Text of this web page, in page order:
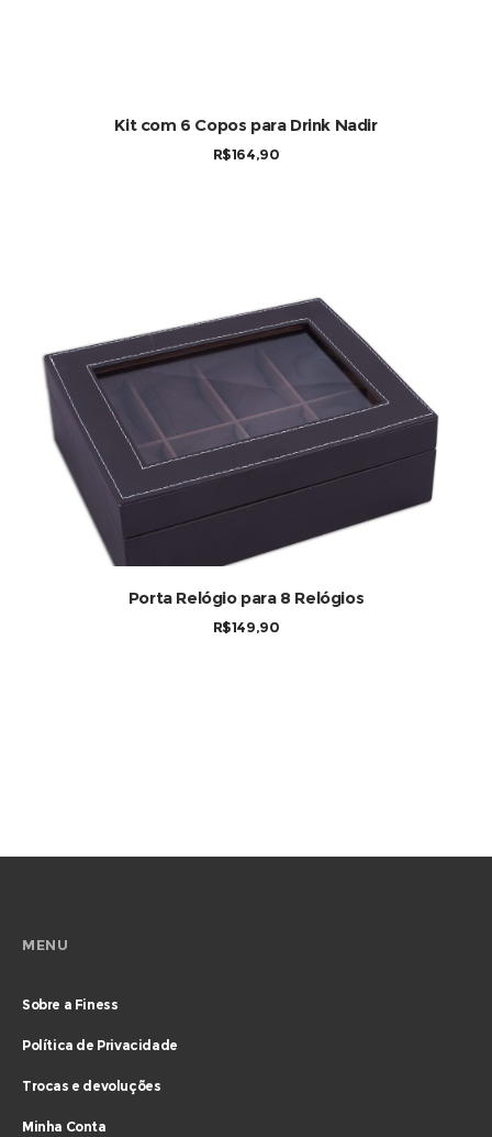
COMPRAR
Kit com 6 Copos para Drink Nadir
R$164,90
COMPRAR
Porta Relógio para 8 Relógios
R$149,90
MENU
Sobre a Finess
Política de Privacidade
Trocas e devoluções
Minha Conta